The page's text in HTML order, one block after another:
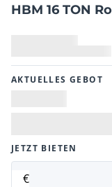
HBM 16 TON
AKTUELLES GEBOT
JETZT BIETEN
€